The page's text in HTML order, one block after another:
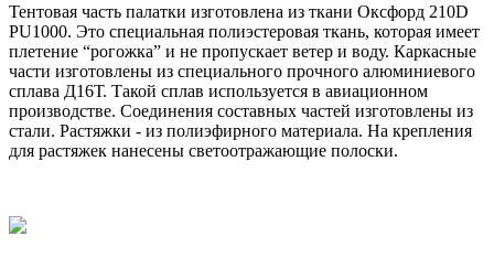
Тентовая часть палатки изготовлена из ткани Оксфорд 210D
PU1000. Это специальная полиэстеровая ткань, которая имеет
плетение “рогожка” и не пропускает ветер и воду. Каркасные
части изготовлены из специального прочного алюминиевого
сплава Д16Т. Такой сплав используется в авиационном
производстве. Соединения составных частей изготовлены из
стали. Растяжки - из полиэфирного материала. На крепления
для растяжек нанесены светоотражающие полоски.